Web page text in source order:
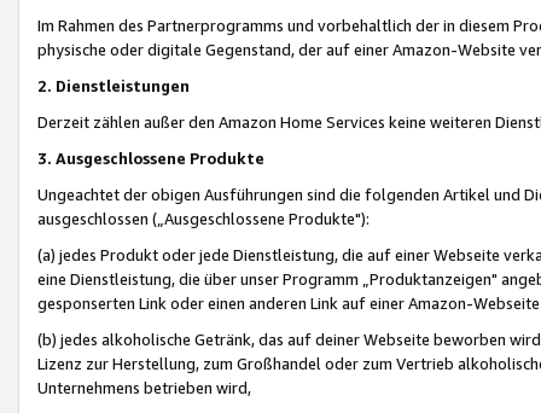
Im Rahmen des Partnerprogramms und vorbehaltlich der in diesem
physische oder digitale Gegenstand, der auf einer Amazon-Website
2. Dienstleistungen
Derzeit zählen außer den Amazon Home Services keine weiteren
3. Ausgeschlossene Produkte
Ungeachtet der obigen Ausführungen sind die folgenden Artikel und
ausgeschlossen („Ausgeschlossene Produkte"):
(a) jedes Produkt oder jede Dienstleistung, die auf einer Webseite
eine Dienstleistung, die über unser Programm „Produktanzeigen"
gesponserten Link oder einen anderen Link auf einer Amazon-
(b) jedes alkoholische Getränk, das auf deiner Webseite beworben
Lizenz zur Herstellung, zum Großhandel oder zum Vertrieb
Unternehmens betrieben wird,